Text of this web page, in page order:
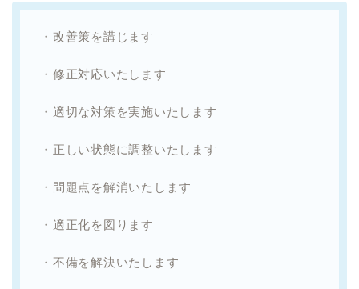
・改善策を講じます
・修正対応いたします
・適切な対策を実施いたします
・正しい状態に調整いたします
・問題点を解消いたします
・適正化を図ります
・不備を解決いたします